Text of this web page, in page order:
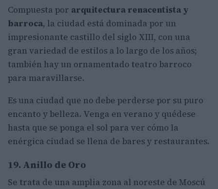
Compuesta por arquitectura renacentista y
barroca, la ciudad está dominada por un
impresionante castillo del siglo XIII, con una
gran variedad de estilos a lo largo de los años;
también hay un ornamentado teatro barroco
para maravillarse.
Es una ciudad que no debe perderse por su puro
encanto y belleza. Venga en verano y quédese
hasta que se ponga el sol para ver cómo la
enérgica ciudad se llena de bares y restaurantes.
19. Anillo de Oro
Se trata de una amplia zona al noreste de Moscú